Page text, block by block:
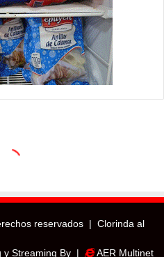
reservados | Clorinda al
y Streaming By |
AER Multinet